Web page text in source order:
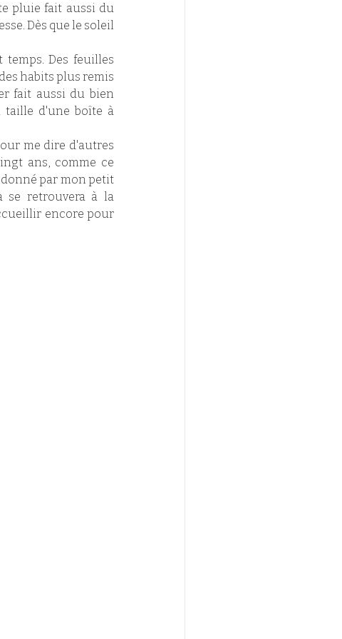
pluie fait aussi du
Dès que le soleil
Des feuilles
habits plus remis
fait aussi du bien
taille d'une boîte à
me dire d'autres
ans, comme ce
par mon petit
se retrouvera à la
encore pour